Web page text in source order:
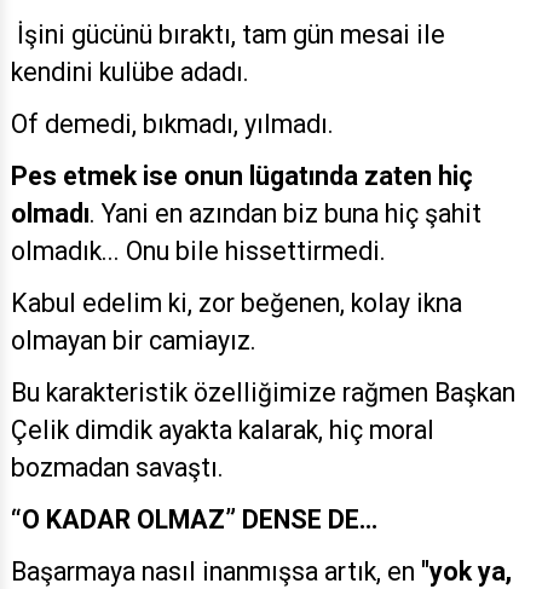
İşini gücünü bıraktı, tam gün mesai ile
kendini kulübe adadı.
Of demedi, bıkmadı, yılmadı.
Pes etmek ise onun lügatında zaten hiç
olmadı. Yani en azından biz buna hiç şahit
olmadık... Onu bile hissettirmedi.
Kabul edelim ki, zor beğenen, kolay ikna
olmayan bir camiayız.
Bu karakteristik özelliğimize rağmen Başkan
Çelik dimdik ayakta kalarak, hiç moral
bozmadan savaştı.
“O KADAR OLMAZ” DENSE DE…
Başarmaya nasıl inanmışsa artık, en "yok ya,